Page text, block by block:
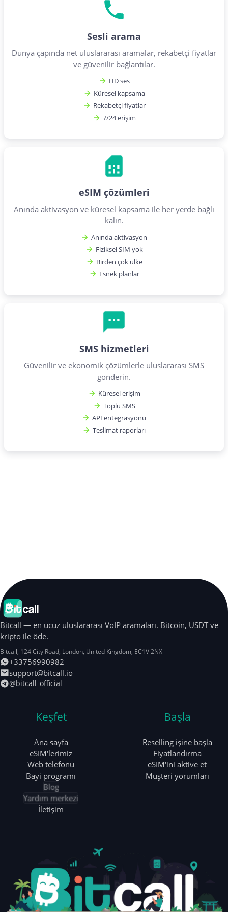
Sesli arama
Dünya çapında net uluslararası aramalar, rekabetçi fiyatlar
ve güvenilir bağlantılar.
HD ses
Küresel kapsama
Rekabetçi fiyatlar
7/24 erişim
eSIM çözümleri
Anında aktivasyon ve küresel kapsama ile her yerde bağlı
kalın.
Anında aktivasyon
Fiziksel SIM yok
Birden çok ülke
Esnek planlar
SMS hizmetleri
Güvenilir ve ekonomik çözümlerle uluslararası SMS
gönderin.
Küresel erişim
Toplu SMS
API entegrasyonu
Teslimat raporları
Bitcall — en ucuz uluslararası VoIP aramaları. Bitcoin, USDT ve
kripto ile öde.
Bitcall, 124 City Road, London, United Kingdom, EC1V 2NX
+33756990982
support@bitcall.io
@bitcall_official
Keşfet
Ana sayfa
eSIM'lerimiz
Web telefonu
Bayi programı
Blog
Yardım merkezi
İletişim
Başla
Reselling işine başla
Fiyatlandırma
eSIM'ini aktive et
Müşteri yorumları